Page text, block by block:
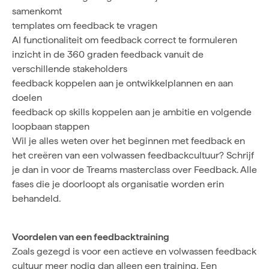
samenkomt
templates om feedback te vragen
AI functionaliteit om feedback correct te formuleren
inzicht in de 360 graden feedback vanuit de
verschillende stakeholders
feedback koppelen aan je ontwikkelplannen en aan
doelen
feedback op skills koppelen aan je ambitie en volgende
loopbaan stappen
Wil je alles weten over het beginnen met feedback en
het creëren van een volwassen feedbackcultuur? Schrijf
je dan in voor de Treams masterclass over Feedback. Alle
fases die je doorloopt als organisatie worden erin
behandeld.
Voordelen van een feedbacktraining
Zoals gezegd is voor een actieve en volwassen feedback
cultuur meer nodig dan alleen een training. Een